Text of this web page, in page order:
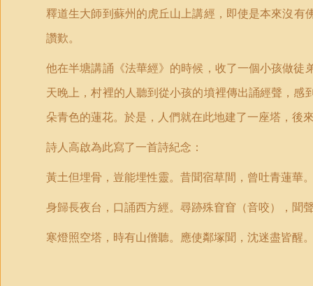
釋道生大師到蘇州的虎丘山上講經，即使是本來沒有
讚歎。
他在半塘講誦《法華經》的時候，收了一個小孩做
天晚上，村裡的人聽到從小孩的墳裡傳出誦經聲，
朵青色的蓮花。於是，人們就在此地建了一座塔，後
詩人高啟為此寫了一首詩紀念：
黃土但埋骨，豈能埋性靈。昔聞宿草間，曾吐青蓮華
身歸長夜台，口誦西方經。尋跡殊窅窅（音咬），聞
寒燈照空塔，時有山僧聽。應使鄰塚聞，沈迷盡皆醒